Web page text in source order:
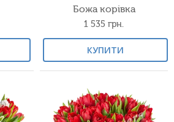
Божа корівка
1 535 грн.
КУПИТИ